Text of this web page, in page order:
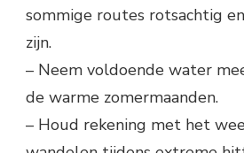
sommige routes rotsachtig
zijn.
– Neem voldoende water
de warme zomermaanden.
– Houd rekening met het